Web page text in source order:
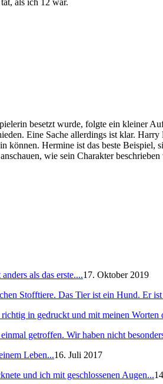
als ich 12 war.
besetzt wurde, folgte ein kleiner
Eine Sache allerdings ist klar.
Hermine ist das beste Beispiel,
wie sein Charakter
als das erste....17. Oktober 2019
Stofftiere. Das Tier ist ein Hund. Er ist
in gedruckt und mit meinen Worten
getroffen. Wir haben nicht
Leben...16. Juli 2017
und ich mit geschlossenen Augen...